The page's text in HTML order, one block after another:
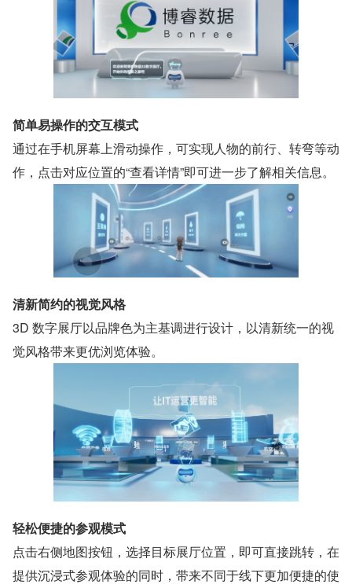
简单易操作的交互模式
通过在手机屏幕上滑动操作，可实现人物的前行、转弯等动
作，点击对应位置的“查看详情”即可进一步了解相关信息。
清新简约的视觉风格
3D 数字展厅以品牌色为主基调进行设计，以清新统一的视
觉风格带来更优浏览体验。
轻松便捷的参观模式
点击右侧地图按钮，选择目标展厅位置，即可直接跳转，在
提供沉浸式参观体验的同时，带来不同于线下更加便捷的使